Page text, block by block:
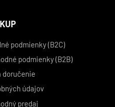
podmienky (B2C)
podmienky (B2B)
doručenie
údajov
predaj